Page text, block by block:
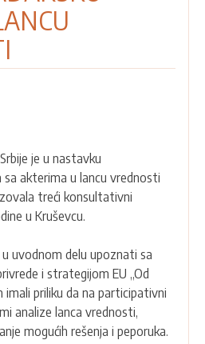
je u nastavku
akterima u lancu vrednosti
treći konsultativni
u Kruševcu.
uvodnom delu upoznati sa
i strategijom EU „Od
priliku da na participativni
analize lanca vrednosti,
mogućih rešenja i peporuka.